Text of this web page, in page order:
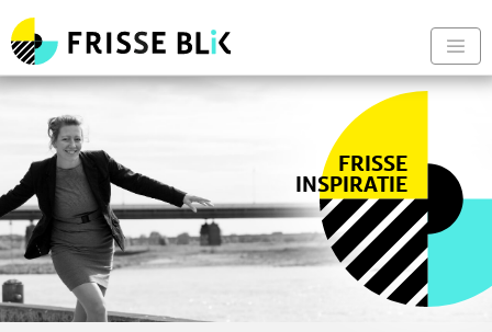
Frisse Blik - Naar de
FRISSE
INSPIRATIE